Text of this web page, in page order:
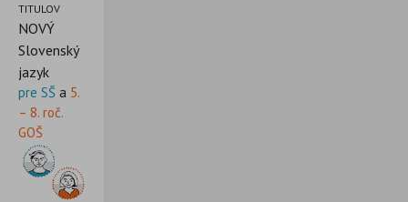
TITULOV
NOVÝ
Slovenský
jazyk
pre SŠ a 5.
– 8. roč.
GOŠ